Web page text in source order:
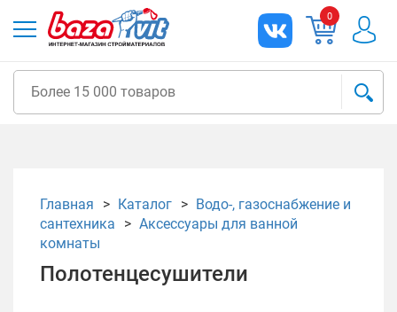
0
Главная Каталог
Водо-, газоснабжение и
сантехника
Аксессуары для ванной
комнаты
Полотенцесушители